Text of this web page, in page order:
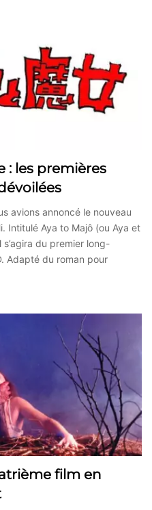
: les premières
avions annoncé le nouveau
Intitulé Aya to Majô (ou Aya et
du premier long-
Adapté du roman pour
film en